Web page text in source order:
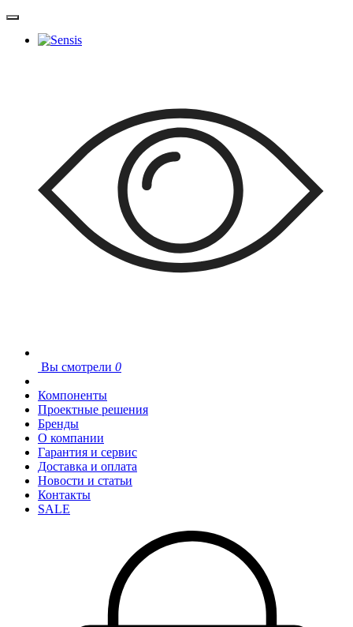
Вы смотрели 0
Компоненты
Проектные решения
Бренды
О компании
Гарантия и сервис
Доставка и оплата
Новости и статьи
Контакты
SALE